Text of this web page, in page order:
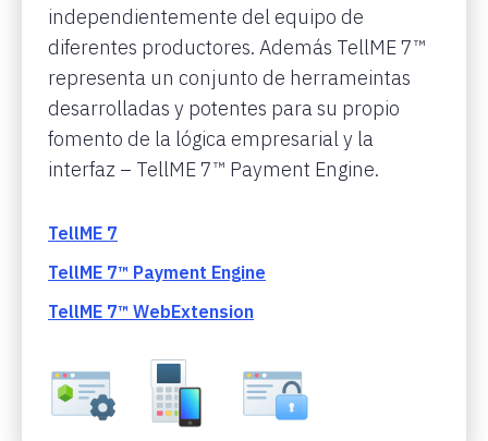
independientemente del equipo de
diferentes productores. Además TellME 7™
representa un conjunto de herrameintas
desarrolladas y potentes para su propio
fomento de la lógica empresarial y la
interfaz – TellME 7™ Payment Engine.
TellME 7
TellME 7™ Payment Engine
TellME 7™ WebExtension